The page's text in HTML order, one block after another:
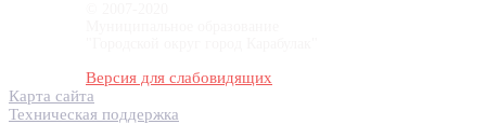
Версия для слабовидящих
Карта сайта
Техническая поддержка